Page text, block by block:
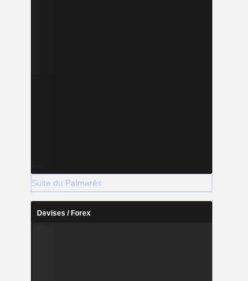
Suite du Palmarès
Devises / Forex